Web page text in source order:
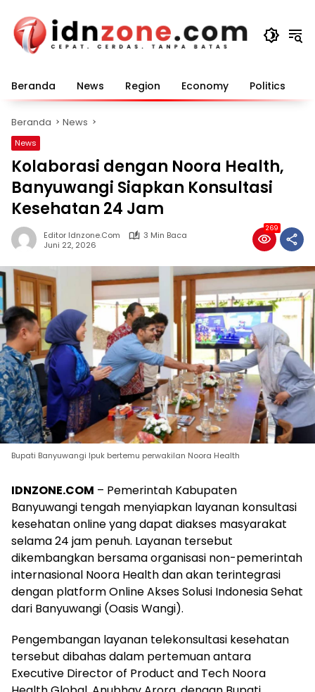
konten
Beranda News Region Economy Politics
Beranda News
News
Kolaborasi dengan Noora Health,
Banyuwangi Siapkan Konsultasi
Kesehatan 24 Jam
Editor Idnzone.com
3 Min Baca
Juni 22, 2026
269
Bupati Banyuwangi Ipuk bertemu perwakilan Noora Health
IDNZONE.COM – Pemerintah Kabupaten
Banyuwangi tengah menyiapkan layanan konsultasi
kesehatan online yang dapat diakses masyarakat
selama 24 jam penuh. Layanan tersebut
dikembangkan bersama organisasi non-pemerintah
internasional Noora Health dan akan terintegrasi
dengan platform Online Akses Solusi Indonesia Sehat
dari Banyuwangi (Oasis Wangi).
Pengembangan layanan telekonsultasi kesehatan
tersebut dibahas dalam pertemuan antara
Executive Director of Product and Tech Noora